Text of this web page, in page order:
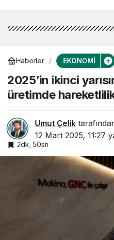
Haberler EKONOMİ
2025’in ikinci
üretimde
Umut Çelik
12 Mart 2025, 11:27
2dk, 50sn